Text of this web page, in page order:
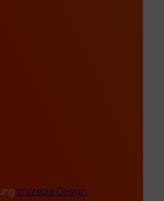
Impredia Design